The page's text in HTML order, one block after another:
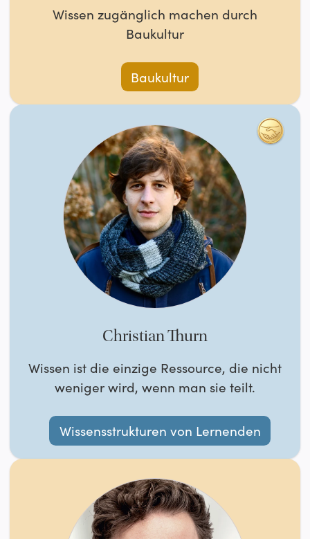
Wissen zugänglich machen durch
Baukultur
Baukultur
Christian Thurn
Wissen ist die einzige Ressource, die nicht
weniger wird, wenn man sie teilt.
Wissensstrukturen von Lernenden